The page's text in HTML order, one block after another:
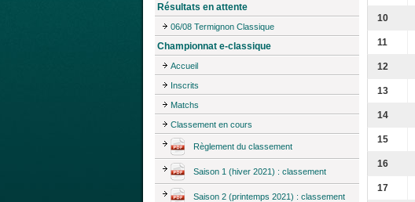
Résultats en attente
06/08 Termignon Classique
Championnat e-classique
Accueil
Inscrits
Matchs
Classement en cours
Règlement du classement
Saison 1 (hiver 2021) : classement
Saison 2 (printemps 2021) : classement
10
11
12
13
14
15
16
17